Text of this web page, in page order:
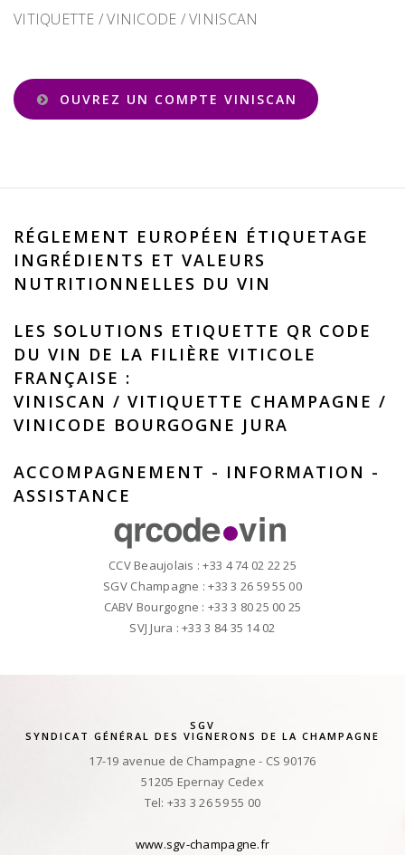
VITIQUETTE / VINICODE / VINISCAN
OUVREZ UN COMPTE VINISCAN
RÉGLEMENT EUROPÉEN ÉTIQUETAGE
INGRÉDIENTS ET VALEURS
NUTRITIONNELLES DU VIN
LES SOLUTIONS ETIQUETTE QR CODE
DU VIN DE LA FILIÈRE VITICOLE
FRANÇAISE :
VINISCAN / VITIQUETTE CHAMPAGNE /
VINICODE BOURGOGNE JURA
ACCOMPAGNEMENT - INFORMATION -
ASSISTANCE
CCV Beaujolais : +33 4 74 02 22 25
SGV Champagne : +33 3 26 59 55 00
CABV Bourgogne : +33 3 80 25 00 25
SVJ Jura : +33 3 84 35 14 02
SGV
SYNDICAT GÉNÉRAL DES VIGNERONS DE LA CHAMPAGNE
17-19 avenue de Champagne - CS 90176
51205 Epernay Cedex
Tel: +33 3 26 59 55 00
www.sgv-champagne.fr